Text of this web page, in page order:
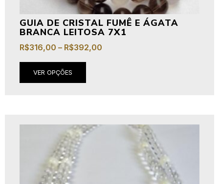
GUIA DE CRISTAL FUMÊ E ÁGATA
BRANCA LEITOSA 7X1
R$316,00 – R$392,00
VER OPÇÕES